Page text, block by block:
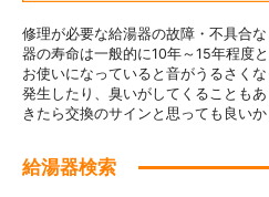
修理が必要な給湯器の故障・不具合
器の寿命は一般的に10年～15年程度
お使いになっていると音がうるさく
発生したり、臭いがしてくることも
きたら交換のサインと思っても良いか
給湯器検索